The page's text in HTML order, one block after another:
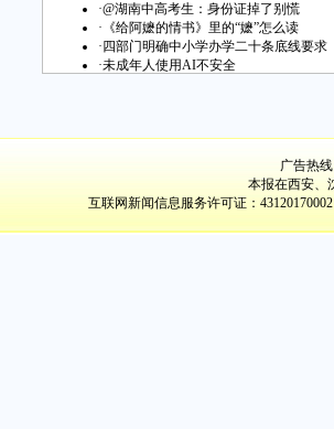
·@湖南中高考生：身份证掉了别慌
· 《给阿嬷的情书》里的“嬷”怎么读
· 四部门明确中小学办学二十条底线要求
·未成年人使用AI不安全
广告热
本报在西安、
互联网新闻信息服务许可证：43120170002